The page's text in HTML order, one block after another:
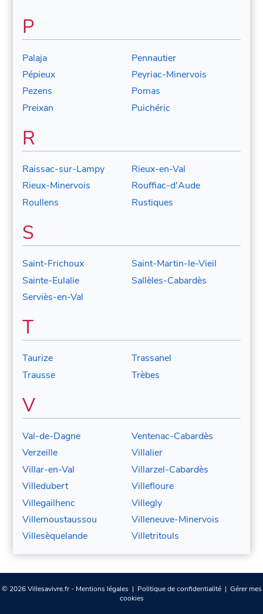
P
Palaja
Pennautier
Pépieux
Peyriac-Minervois
Pezens
Pomas
Preixan
Puichéric
R
Raissac-sur-Lampy
Rieux-en-Val
Rieux-Minervois
Rouffiac-d'Aude
Roullens
Rustiques
S
Saint-Frichoux
Saint-Martin-le-Vieil
Sainte-Eulalie
Sallèles-Cabardès
Serviès-en-Val
T
Taurize
Trassanel
Trausse
Trèbes
V
Val-de-Dagne
Ventenac-Cabardès
Verzeille
Villalier
Villar-en-Val
Villarzel-Cabardès
Villedubert
Villefloure
Villegailhenc
Villegly
Villemoustaussou
Villeneuve-Minervois
Villesèquelande
Villetritouls
© 2026 Villesavivre.fr - Mentions légales| Politique de confidentialité| Gérer mes
cookies